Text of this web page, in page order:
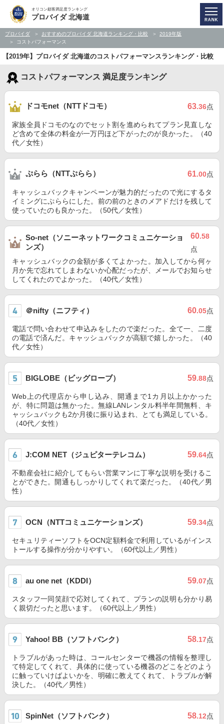
オリコン顧客満足度ランキング
プロバイダ 北海道
プロバイダ おすすめのプロバイダ 北海道ランキング・比較
2019年版
コストパフォーマンス
【2019年】プロバイダ 北海道のコストパフォーマンスランキング・比較
コストパフォーマンス 満足度ランキング
ドコモnet（NTTドコモ） 63.36点
家族全員ドコモのなのでセット割を進められてプラン見直しな
ど含めて全体の料金が一万円ほど下がったのが良かった。（40
代／女性）
ぷらら（NTTぷらら） 61.00点
キャッシュバックキャンペーンが魅力的だったので光にするタ
イミングにぷららにした。前の前のときのメアドだけを残して
使っていたのも良かった。（50代／女性）
So-net（ソニーネットワークコミュニケーショ
ンズ）
60.58
点
キャッシュバックの金額が多くてよかった。加入してから何ヶ
月か先で忘れてしまわないか心配だったが、メールでお知らせ
してくれたのでよかった。（40代／女性）
＠nifty（ニフティ） 60.05点
電話で問い合わせて申込みをしたので楽だった。全て一、二度
の電話で済んだ。キャッシュバックが高額で嬉しかった。（40
代／女性）
BIGLOBE（ビッグローブ） 59.88点
Web上の代理店から申し込み、開通まで1カ月以上かかった
が、特に問題は無かった。無線LANレンタル料半年間無料、キ
ャッシュバックも2か月後に振り込まれ、とても満足している。
（40代／女性）
J:COM NET（ジュピターテレコム） 59.64点
不動産会社に紹介してもらい営業マンに丁寧な説明を受けるこ
とができた。開通もしっかりしてくれて楽だった。（40代／男
性）
OCN（NTTコミュニケーションズ） 59.34点
セキュリティーソフトをOCN定額料金で利用しているがインス
トールする操作が分かりやすい。（60代以上／男性）
au one net（KDDI） 59.07点
スタッフ一同笑顔で応対してくれて、プランの説明も分かり易
く親切だったと思います。（60代以上／男性）
Yahoo! BB（ソフトバンク） 58.17点
トラブルがあった時は、コールセンターで機器の情報を整理し
て特定してくれて、具体的に使っている機器のどこをどのよう
に触っていけばよいかを、明確に教えてくれて、トラブルが解
決した。（40代／男性）
SpinNet（ソフトバンク） 58.12点